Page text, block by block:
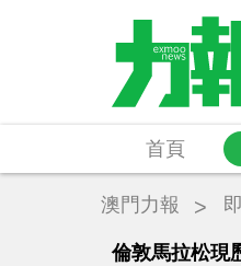
首頁
澳門力報
倫敦馬拉松現